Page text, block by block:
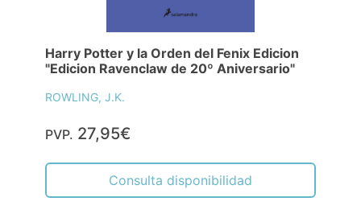
Harry Potter y la Orden del Fenix Edicion
"Edicion Ravenclaw de 20º Aniversario"
ROWLING, J.K.
PVP. 27,95€
Consulta disponibilidad